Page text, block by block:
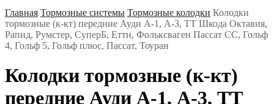
Главная Тормозные системы Тормозные колодки Колодки
тормозные (к-кт) передние Ауди А-1, А-3, ТТ Шкода Октавия,
Рапид, Румстер, СуперБ, Етти, Фольксваген Пассат СС, Гольф
4, Гольф 5, Гольф плюс, Пассат, Тоуран
Колодки тормозные (к-кт)
передние Ауди А-1, А-3, ТТ